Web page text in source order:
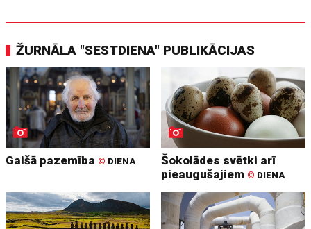
ŽURNĀLA "SESTDIENA" PUBLIKĀCIJAS
Gaišā pazemība © DIENA
Šokolādes svētki arī
pieaugušajiem © DIENA